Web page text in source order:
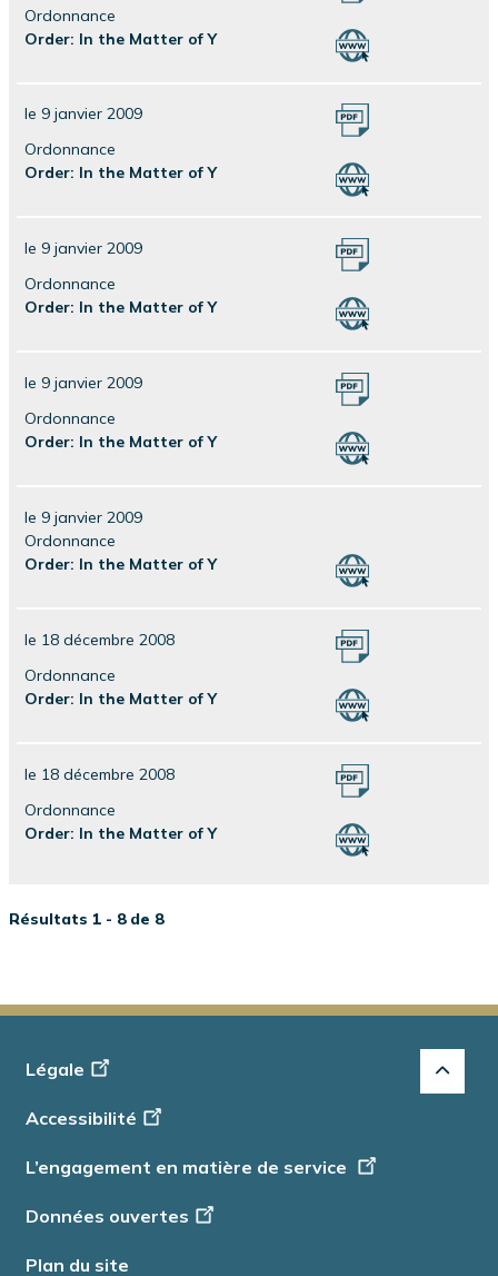
Ordonnance
Order: In the Matter of Y
le 9 janvier 2009
Ordonnance
Order: In the Matter of Y
le 9 janvier 2009
Ordonnance
Order: In the Matter of Y
le 9 janvier 2009
Ordonnance
Order: In the Matter of Y
le 9 janvier 2009
Ordonnance
Order: In the Matter of Y
le 18 décembre 2008
Ordonnance
Order: In the Matter of Y
le 18 décembre 2008
Ordonnance
Order: In the Matter of Y
Résultats 1 - 8 de 8
Footer
Info
Légale
Accessibilité
L’engagement en matière de service
Données ouvertes
Plan du site